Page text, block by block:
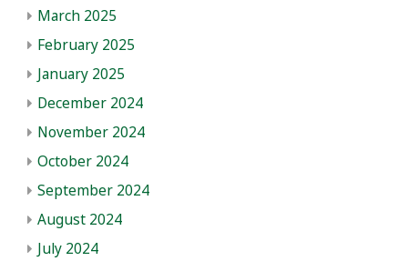
March 2025
February 2025
January 2025
December 2024
November 2024
October 2024
September 2024
August 2024
July 2024